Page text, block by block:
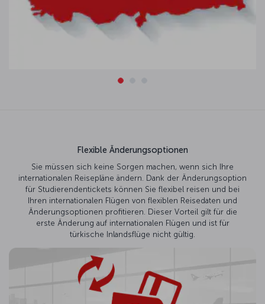
Flexible Änderungsoptionen
Sie müssen sich keine Sorgen machen, wenn sich Ihre
internationalen Reisepläne ändern. Dank der Änderungsoption
für Studierendentickets können Sie flexibel reisen und bei
Ihren internationalen Flügen von flexiblen Reisedaten und
Änderungsoptionen profitieren. Dieser Vorteil gilt für die
erste Änderung auf internationalen Flügen und ist für
türkische Inlandsflüge nicht gültig.